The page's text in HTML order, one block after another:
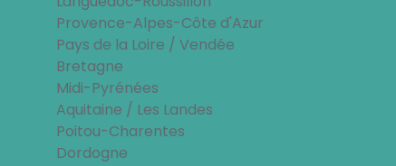
Provence-Alpes-Côte d'Azur
Pays de la Loire / Vendée
Bretagne
Midi-Pyrénées
Aquitaine / Les Landes
Poitou-Charentes
Dordogne